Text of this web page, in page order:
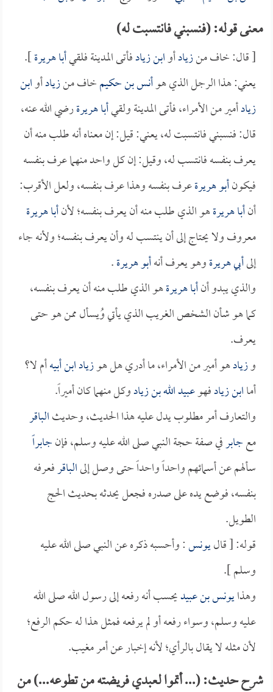
معنى قوله: (فنسبني فانتسبت له)
[ قال: خاف منزيادأوابن زيادفأتى المدينة فلقيأبا هريرة].
يعني: هذا الرجل الذي هوأنس بن حكيمخاف منزيادأوابن
زيادأمير من الأمراء، فأتى المدينة ولقيأبا هريرةرضي الله عنه،
قال: فنسبني فانتسبت له، يعني: قيل: إن معناه أنه طلب منه أن
يعرف بنفسه فانتسب له، وقيل: إن كل واحد منهما عرف بنفسه
فيكونأبو هريرةعرف بنفسه وهذا عرف بنفسه، ولعل الأقرب:
أنأبا هريرةهو الذي طلب منه أن يعرف بنفسه؛ لأنأبا هريرة
معروف ولا يحتاج إلى أن ينتسب له وأن يعرف بنفسه؛ ولأنه جاء
إلىأبي هريرةوهو يعرف أنهأبو هريرة.
والذي يبدو أنأبا هريرةهو الذي طلب منه أن يعرف بنفسه،
كما هو شأن الشخص الغريب الذي يأتي وُيسأل ممن هو حتى
يعرف.
وزيادهو أمير من الأمراء، ما أدري هل هوزياد ابن أبيهأم لا؟
أماابن زيادفهوعبيد الله بن زيادوكل منهما كان أميراً.
والتعارف أمر مطلوب يدل عليه هذا الحديث، وحديثالباقر
معجابرفي صفة حجة النبي صلى الله عليه وسلم، فإنجابراً
سألهم عن أسمائهم واحداً واحداً حتى وصل إلىالباقرفعرفه
بنفسه، فوضع يده على صدره فجعل يحدثه بحديث الحج
الطويل.
قوله: [ قاليونس: وأحسبه ذكره عن النبي صلى الله عليه
وسلم ].
وهذايونس بن عبيديحسب أنه رفعه إلى رسول الله صلى الله
عليه وسلم، وسواء رفعه أو لم يرفعه فمثل هذا له حكم الرفع؛
لأن مثله لا يقال بالرأي؛ لأنه إخبار عن أمر مغيب.
شرح حديث: (... أتموا لعبدي فريضته من تطوعه...) من